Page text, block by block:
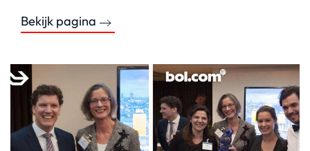
Bekijk pagina